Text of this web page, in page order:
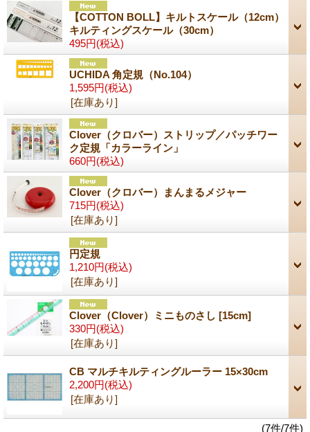
【COTTON BOLL】キルトスケール（12cm）
キルティングスケール（30cm）
495円(税込)
UCHIDA 角定規（No.104）
1,595円(税込)
[在庫あり]
Clover（クロバー）ストリップ／パッチワー
ク定規「カラーライン」
660円(税込)
Clover（クロバー）まんまるメジャー
715円(税込)
[在庫あり]
円定規
1,210円(税込)
[在庫あり]
Clover（Clover）ミニものさし [15cm]
330円(税込)
[在庫あり]
CB マルチキルティングルーラー 15×30cm
2,200円(税込)
[在庫あり]
(7件/7件)